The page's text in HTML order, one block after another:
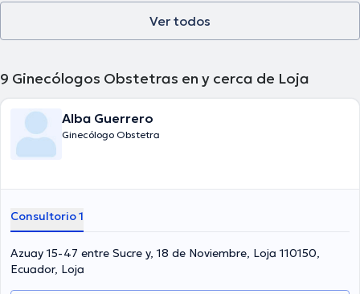
Ver todos
9 Ginecólogos Obstetras en y cerca de Loja
Alba Guerrero
Ginecólogo Obstetra
Consultorio 1
Azuay 15-47 entre Sucre y, 18 de Noviembre, Loja 110150,
Ecuador, Loja